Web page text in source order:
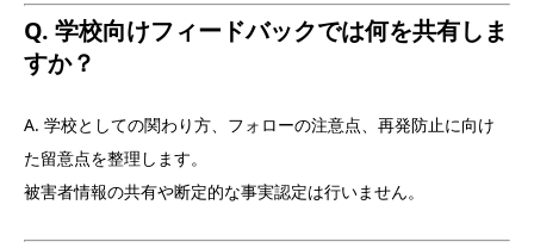
Q. 学校向けフィードバックでは何を共有しま
すか？
A. 学校としての関わり方、フォローの注意点、再発防止に向け
た留意点を整理します。
被害者情報の共有や断定的な事実認定は行いません。